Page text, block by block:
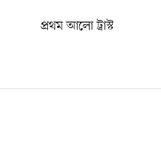
প্রথম আলো ট্রাস্ট